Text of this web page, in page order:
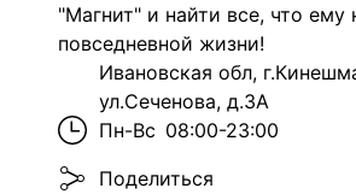
"Магнит" и найти все, что ему
повседневной жизни!
Ивановская обл,
ул.Сеченова, д.3А
Пн-Вс 08:00-23:00
Поделиться